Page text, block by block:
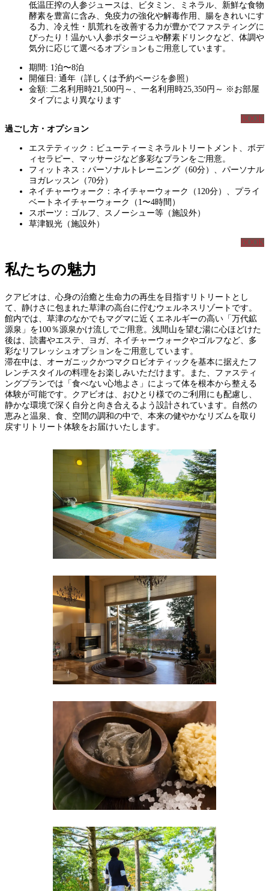
低温圧搾の人参ジュースは、ビタミン、ミネラル、新鮮な食物
酵素を豊富に含み、免疫力の強化や解毒作用、腸をきれいにす
る力、冷え性・肌荒れを改善する力が豊かでファスティングに
ぴったり！温かい人参ポタージュや酵素ドリンクなど、体調や
気分に応じて選べるオプションもご用意しています。
期間: 1泊〜8泊
開催日: 通年（詳しくは予約ページを参照）
金額: 二名利用時21,500円～、一名利用時25,350円～ ※お部屋
タイプにより異なります
BOOK
過ごし方・オプション
エステティック：ビューティーミネラルトリートメント、ボデ
ィセラピー、マッサージなど多彩なプランをご用意。
フィットネス：パーソナルトレーニング（60分）、パーソナル
ヨガレッスン（70分）
ネイチャーウォーク：ネイチャーウォーク（120分）、プライ
ベートネイチャーウォーク（1〜4時間）
スポーツ：ゴルフ、スノーシュー等（施設外）
草津観光（施設外）
BOOK
私たちの魅力
クアビオは、心身の治癒と生命力の再生を目指すリトリートとし
て、静けさに包まれた草津の高台に佇むウェルネスリゾートです。
館内では、草津のなかでもマグマに近くエネルギーの高い「万代鉱
源泉」を100％源泉かけ流しでご用意。浅間山を望む湯に心ほどけた
後は、読書やエステ、ヨガ、ネイチャーウォークやゴルフなど、多
彩なリフレッシュオプションをご用意しています。
滞在中は、オーガニックかつマクロビオティックを基本に据えたフ
レンチスタイルの料理をお楽しみいただけます。また、ファスティ
ングプランでは「食べない心地よさ」によって体を根本から整える
体験が可能です。クアビオは、おひとり様でのご利用にも配慮し、
静かな環境で深く自分と向き合えるよう設計されています。自然の
恵みと温泉、食、空間の調和の中で、本来の健やかなリズムを取り
戻すリトリート体験をお届けいたします。